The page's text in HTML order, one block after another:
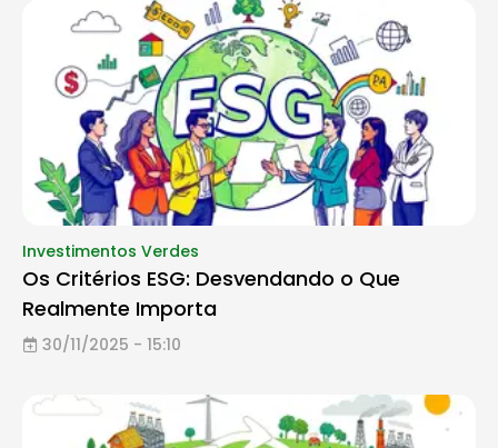
Investimentos Verdes
Os Critérios ESG: Desvendando o Que
Realmente Importa
30/11/2025 - 15:10